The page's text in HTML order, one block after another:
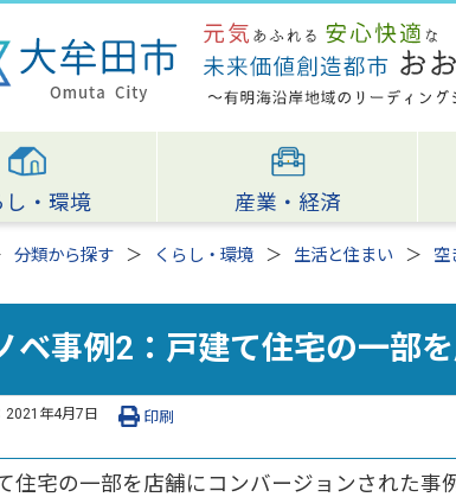
し・環境 産業・経済
分類から探す くらし・環境 生活と住まい 空
ベ事例2：戸建て住宅の一部
2021年4月7日 印刷
住宅の一部を店舗にコンバージョンされた事